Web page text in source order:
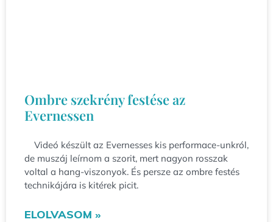
Ombre szekrény festése az
Evernessen
Videó készült az Evernesses kis performace-unkról,
de muszáj leírnom a szorit, mert nagyon rosszak
voltal a hang-viszonyok. És persze az ombre festés
technikájára is kitérek picit.
ELOLVASOM »